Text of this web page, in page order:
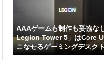
AAAゲームも制作も妥協な
Legion Tower 5」はCore
こなせるゲーミングデスク